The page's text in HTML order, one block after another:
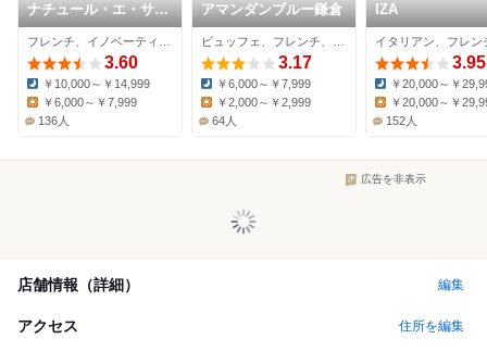
ナチュール・エ・サン
ス
3.60
￥10,000～￥14,999
￥6,000～￥7,999
136人
アマンダンブルー鎌倉
3.17
Dinner:
￥6,000～￥7,999
￥2,000～￥2,999
64人
IZA
3.95
￥20,000～￥
￥20,000～￥
152人
広告を非表示
店舗情報（詳細） 編集
アクセス 住所を編集